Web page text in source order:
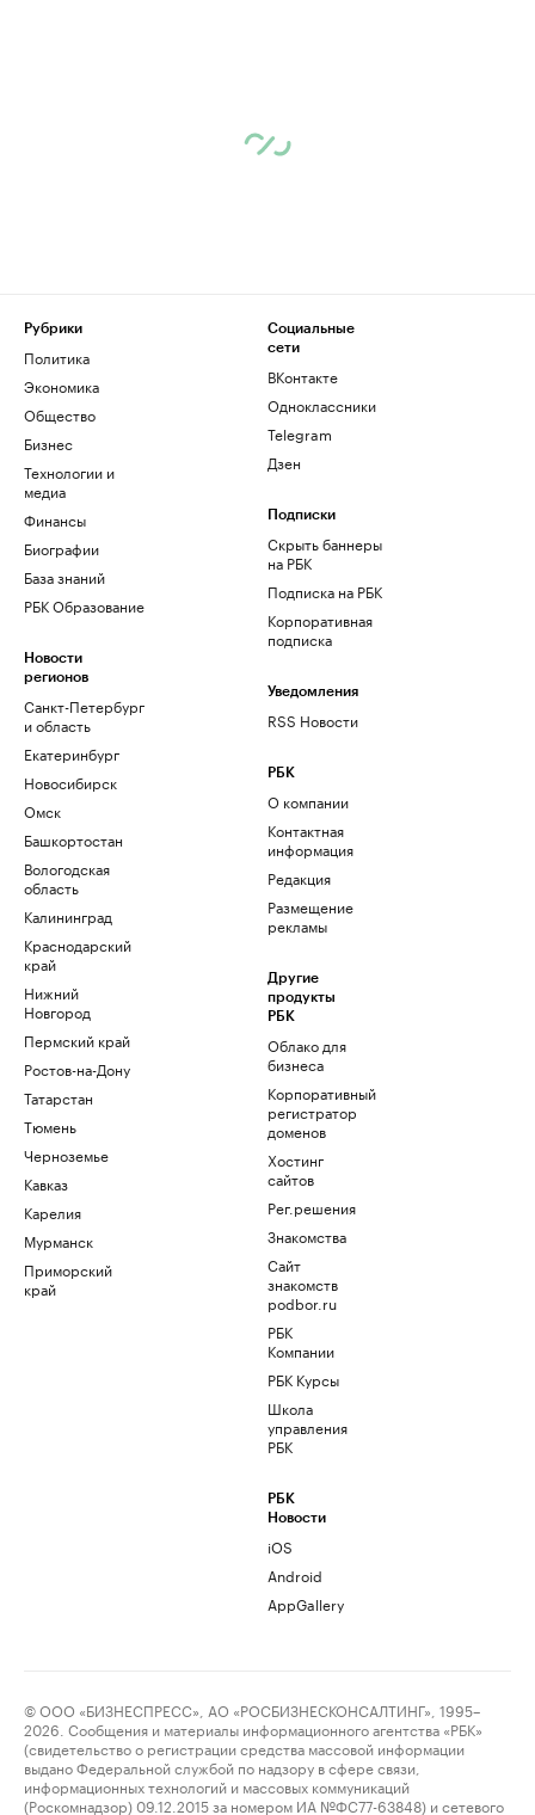
Рубрики
Политика
Экономика
Общество
Бизнес
Технологии и
медиа
Финансы
Биографии
База знаний
РБК Образование
Новости
регионов
Санкт-Петербург
и область
Екатеринбург
Новосибирск
Омск
Башкортостан
Вологодская
область
Калининград
Краснодарский
край
Нижний
Новгород
Пермский край
Ростов-на-Дону
Татарстан
Тюмень
Черноземье
Кавказ
Карелия
Мурманск
Приморский
край
Социальные
сети
ВКонтакте
Одноклассники
Telegram
Дзен
Подписки
Скрыть баннеры
на РБК
Подписка на РБК
Корпоративная
подписка
Уведомления
RSS Новости
РБК
О компании
Контактная
информация
Редакция
Размещение
рекламы
Другие
продукты
РБК
Облако для
бизнеса
Корпоративный
регистратор
доменов
Хостинг
сайтов
Рег.решения
Знакомства
Сайт
знакомств
podbor.ru
РБК
Компании
РБК Курсы
Школа
управления
РБК
РБК
Новости
iOS
Android
AppGallery
© ООО «БИЗНЕСПРЕСС», АО «РОСБИЗНЕСКОНСАЛТИНГ», 1995–
2026. Сообщения и материалы информационного агентства «РБК»
(свидетельство о регистрации средства массовой информации
выдано Федеральной службой по надзору в сфере связи,
информационных технологий и массовых коммуникаций
(Роскомнадзор) 09.12.2015 за номером ИА №ФС77-63848) и сетевого